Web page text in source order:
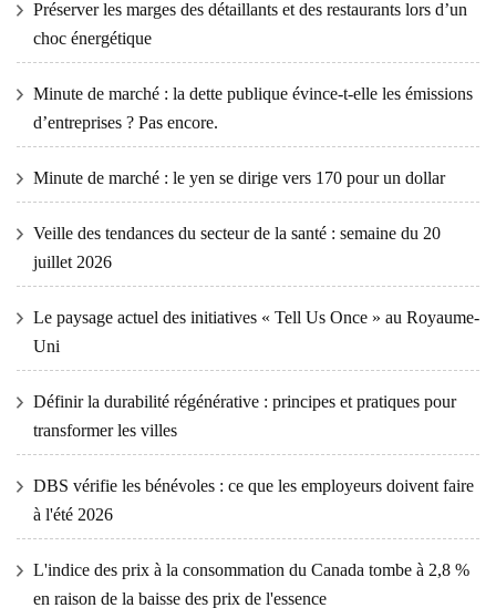
Préserver les marges des détaillants et des restaurants lors d’un
choc énergétique
Minute de marché : la dette publique évince-t-elle les émissions
d’entreprises ? Pas encore.
Minute de marché : le yen se dirige vers 170 pour un dollar
Veille des tendances du secteur de la santé : semaine du 20
juillet 2026
Le paysage actuel des initiatives « Tell Us Once » au Royaume-
Uni
Définir la durabilité régénérative : principes et pratiques pour
transformer les villes
DBS vérifie les bénévoles : ce que les employeurs doivent faire
à l'été 2026
L'indice des prix à la consommation du Canada tombe à 2,8 %
en raison de la baisse des prix de l'essence